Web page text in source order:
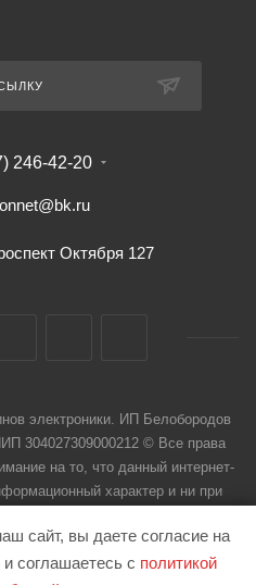
246-42-20
Октября 127
электроники. ИП Белобородов
304027309000212 © Все права
на то, что данный интернет-
характер и ни при
сайт, вы даете согласие на
соглашаетесь с политикой